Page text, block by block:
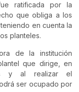
ratificada por la
que obliga a los
en cuenta la
planteles.
de la institución
que dirige, en
y al realizar el
ser ocupado por